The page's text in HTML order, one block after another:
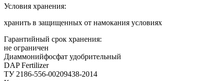
Условия хранения:
хранить в защищенных от намокания условиях
Гарантийный срок хранения:
не ограничен
Диаммонийфосфат удобрительный
DAP Fertilizer
ТУ 2186-556-00209438-2014